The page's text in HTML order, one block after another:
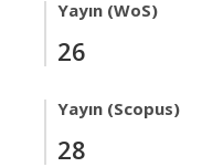
Yayın (WoS)
26
Yayın (Scopus)
28